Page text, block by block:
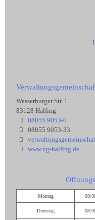
Wasserburger Str. 1
83128 Halfing
08055 9053-0
08055 9053-33
www.vg-halfing.de
Montag
Dienstag